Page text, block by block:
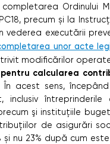
Ordinului
precum și la
executării
unor acte
modificărilor
calcularea
acest sens,
inclusiv
şi instituțiile
de asigurări
și nu 23% după cum